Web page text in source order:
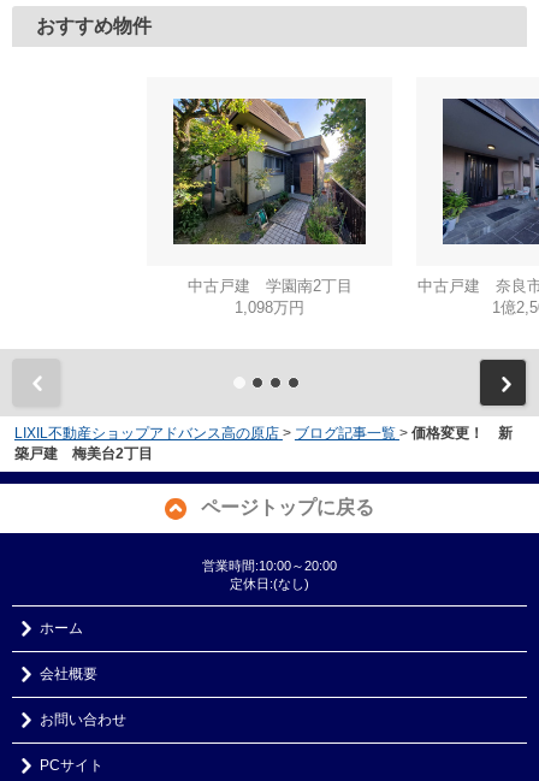
おすすめ物件
中古戸建 学園南2丁目
1,098万円
中古戸建 奈良
1億
LIXIL不動産ショップアドバンス高の原店 > ブログ記事一覧 > 価格変更！ 新
築戸建 梅美台2丁目
ページトップに戻る
営業時間:10:00～20:00
定休日:(なし)
ホーム
会社概要
お問い合わせ
PCサイト